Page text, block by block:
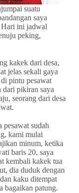
suatu
saya
Hari ini jadwal
peking,
kakek dari desa,
jelas sekali gaya
pintu pesawat
dari pikiran saya
seorang dari desa
pesawat sudah
kami mulai
minum, ketika
baris 20, saya
kembali kakek tua
dia duduk dengan
kaku ditempat
bagaikan patung.